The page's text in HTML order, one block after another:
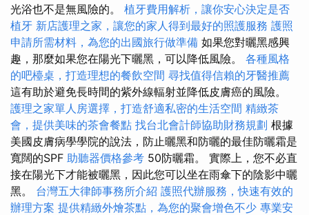
光浴也不是無風險的。 植牙費用解析，讓你安心決定是否
植牙 新店護理之家，讓您的家人得到最好的照護服務 護照
申請所需材料，為您的出國旅行做準備 如果您對曬黑感興
趣，那麼如果您在陽光下曬黑，可以降低風險。 各種風格
的吧檯桌，打造理想的餐飲空間 尋找值得信賴的牙醫推薦
這有助於避免長時間的紫外線輻射並降低皮膚癌的風險。
護理之家單人房選擇，打造舒適私密的生活空間 精緻茶
會，提供美味的茶會餐點 找台北會計師協助財務規劃 根據
美國皮膚病學學院的說法，防止曬黑和防曬的最佳防曬霜是
寬闊的SPF 助聽器價格參考 50防曬霜。 實際上，您不必直
接在陽光下才能被曬黑，因此您可以坐在雨傘下的陰影中曬
黑。 台灣五大律師事務所介紹 護照代辦服務，快速有效的
辦理方案 提供精緻外燴茶點，為您的聚會增色不少 專業安